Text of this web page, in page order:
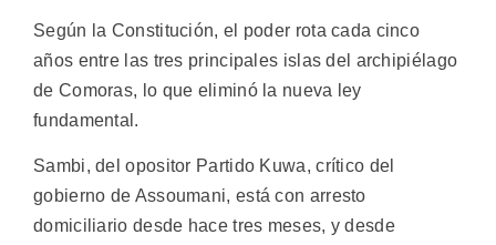
Según la Constitución, el poder rota cada cinco
años entre las tres principales islas del archipiélago
de Comoras, lo que eliminó la nueva ley
fundamental.
Sambi, del opositor Partido Kuwa, crítico del
gobierno de Assoumani, está con arresto
domiciliario desde hace tres meses, y desde